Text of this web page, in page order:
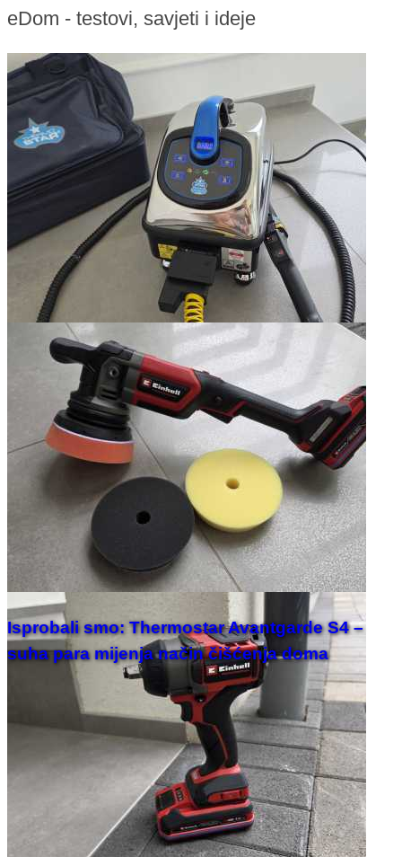
eDom - testovi, savjeti i ideje
Isprobali smo: Thermostar Avantgarde S4 –
suha para mijenja način čišćenja doma